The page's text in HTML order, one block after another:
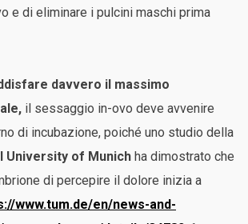
e di eliminare i pulcini maschi prima
davvero il massimo
il sessaggio in-ovo deve avvenire
di incubazione, poiché uno studio della
University of Munich ha dimostrato che
di percepire il dolore inizia a
www.tum.de/en/news-and-